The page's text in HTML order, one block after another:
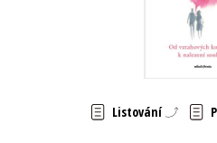
Zahraniční
Všechny
Listování